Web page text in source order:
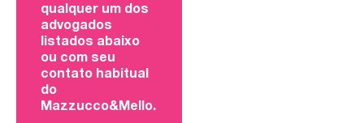
qualquer um dos
advogados
listados abaixo
ou com seu
contato habitual
do
Mazzucco&Mello.